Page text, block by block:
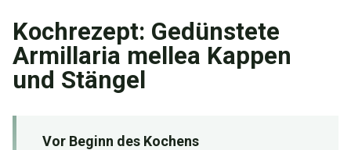
Kochrezept: Gedünstete
Armillaria mellea Kappen
und Stängel
Vor Beginn des Kochens